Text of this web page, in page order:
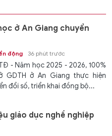
ở An Giang chuyển
động 36 phút trước
- Năm học 2025 - 2026, 100%
GDTH ở An Giang thực hiện
đổi số, triển khai đồng bộ...
giáo dục nghề nghiệp